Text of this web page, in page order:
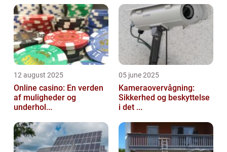
12 august 2025
Online casino: En verden
af muligheder og
underhol...
05 june 2025
Kameraovervågning:
Sikkerhed og beskyttelse
i det ...